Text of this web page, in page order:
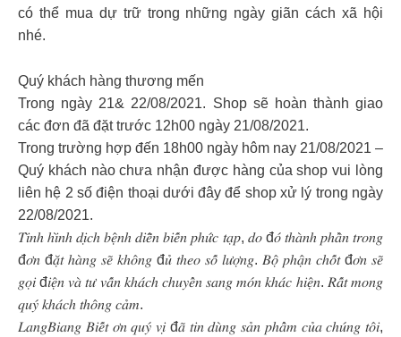
có thể mua dự trữ trong những ngày giãn cách xã hội
nhé.
Quý khách hàng thương mến
Trong ngày 21& 22/08/2021. Shop sẽ hoàn thành giao
các đơn đã đặt trước 12h00 ngày 21/08/2021.
Trong trường hợp đến 18h00 ngày hôm nay 21/08/2021 –
Quý khách nào chưa nhận được hàng của shop vui lòng
liên hệ 2 số điện thoại dưới đây để shop xử lý trong ngày
22/08/2021.
𝑇𝑖̀𝑛ℎ ℎ𝑖̀𝑛ℎ 𝑑𝑖̣𝑐ℎ 𝑏𝑒̣̂𝑛ℎ 𝑑𝑖𝑒̂̃𝑛 𝑏𝑖𝑒̂́𝑛 𝑝ℎ𝑢̛́𝑐 𝑡𝑎̣𝑝, 𝑑𝑜 đ𝑜́ 𝑡ℎ𝑎̀𝑛ℎ 𝑝ℎ𝑎̂̀𝑛 𝑡𝑟𝑜𝑛𝑔
đ𝑜̛𝑛 đ𝑎̣̆𝑡 ℎ𝑎̀𝑛𝑔 𝑠𝑒̃ 𝑘ℎ𝑜̂𝑛𝑔 đ𝑢̉ 𝑡ℎ𝑒𝑜 𝑠𝑜̂́ 𝑙𝑢̛𝑜̛̣𝑛𝑔. 𝐵𝑜̣̂ 𝑝ℎ𝑎̣̂𝑛 𝑐ℎ𝑜̂́𝑡 đ𝑜̛𝑛 𝑠𝑒̃
𝑔𝑜̣𝑖 đ𝑖𝑒̣̂𝑛 𝑣𝑎̀ 𝑡𝑢̛ 𝑣𝑎̂́𝑛 𝑘ℎ𝑎́𝑐ℎ 𝑐ℎ𝑢𝑦𝑒̂̉𝑛 𝑠𝑎𝑛𝑔 𝑚𝑜́𝑛 𝑘ℎ𝑎́𝑐 ℎ𝑖𝑒̣̂𝑛. 𝑅𝑎̂́𝑡 𝑚𝑜𝑛𝑔
𝑞𝑢𝑦́ 𝑘ℎ𝑎́𝑐ℎ 𝑡ℎ𝑜̂𝑛𝑔 𝑐𝑎̉𝑚.
𝐿𝑎𝑛𝑔𝐵𝑖𝑎𝑛𝑔 𝐵𝑖𝑒̂́𝑡 𝑜̛𝑛 𝑞𝑢𝑦́ 𝑣𝑖̣ đ𝑎̃ 𝑡𝑖𝑛 𝑑𝑢̀𝑛𝑔 𝑠𝑎̉𝑛 𝑝ℎ𝑎̂̉𝑚 𝑐𝑢̉𝑎 𝑐ℎ𝑢́𝑛𝑔 𝑡𝑜̂𝑖,